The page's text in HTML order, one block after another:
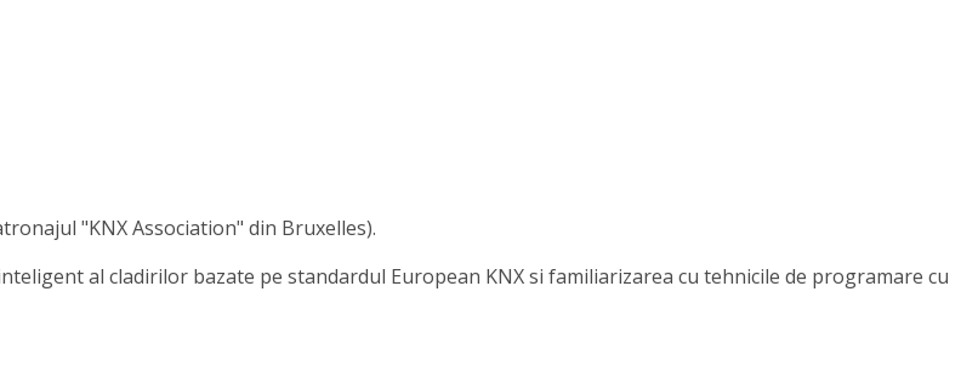
"KNX Association" din Bruxelles).
al cladirilor bazate pe standardul European KNX si familiarizarea cu tehnicile de programare cu